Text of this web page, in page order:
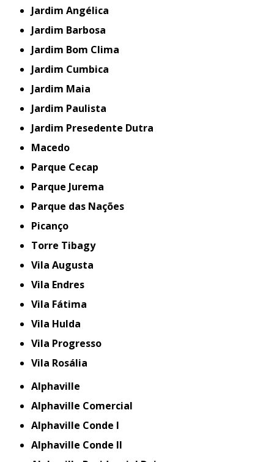
Jardim Angélica
Jardim Barbosa
Jardim Bom Clima
Jardim Cumbica
Jardim Maia
Jardim Paulista
Jardim Presedente Dutra
Macedo
Parque Cecap
Parque Jurema
Parque das Nações
Picanço
Torre Tibagy
Vila Augusta
Vila Endres
Vila Fátima
Vila Hulda
Vila Progresso
Vila Rosália
Alphaville
Alphaville Comercial
Alphaville Conde I
Alphaville Conde II